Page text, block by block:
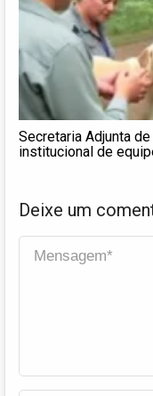
Secretaria Adjunta
institucional de
Deixe um